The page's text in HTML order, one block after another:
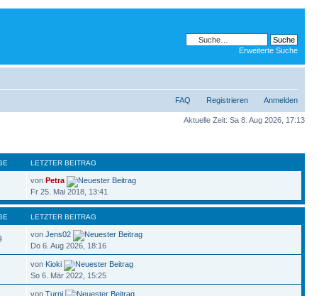
Erweiterte Suche
FAQ Registrieren Anmelden
Aktuelle Zeit: Sa 8. Aug 2026, 17:13
LETZTER BEITRAG
vonPetra
Fr 25. Mai 2018, 13:41
LETZTER BEITRAG
vonJens02
Do 6. Aug 2026, 18:16
von Kioki
So 6. Mär 2022, 15:25
vonTurni